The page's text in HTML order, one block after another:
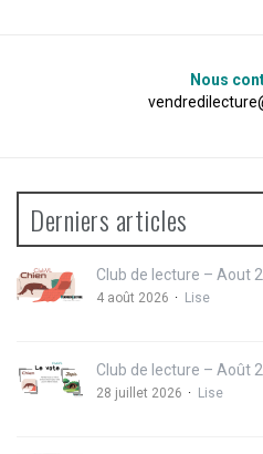
Nous
Derniers articles
Club de lecture – Aout
4 août 2026 Lise
Club de lecture – Août
28 juillet 2026 Lise